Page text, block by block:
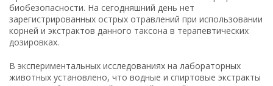
биобезопасности. На сегодняшний день нет
зарегистрированных острых отравлений при использовании
корней и экстрактов данного таксона в терапевтических
дозировках.
В экспериментальных исследованиях на лабораторных
животных установлено, что водные и спиртовые экстракты